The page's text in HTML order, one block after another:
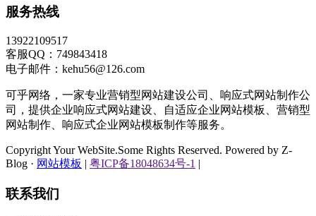
服务热线
13922109517
客服QQ：749843418
电子邮件：kehu56@126.com
可乎网络，一家专业营销型网站建设公司、响应式网站制作公
司，提供企业响应式网站建设、自适应企业网站模板、营销型
网站制作、响应式企业网站模板制作等服务。
Copyright Your WebSite.Some Rights Reserved. Powered by Z-
Blog · 网站模板 | 粤ICP备18048634号-1 |
联系我们